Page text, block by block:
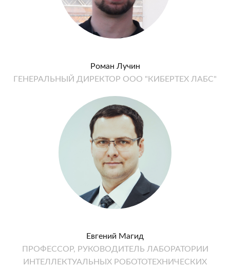
Роман Лучин
ГЕНЕРАЛЬНЫЙ ДИРЕКТОР ООО "КИБЕРТЕХ ЛАБС"
Евгений Магид
ПРОФЕССОР, РУКОВОДИТЕЛЬ ЛАБОРАТОРИИ
ИНТЕЛЛЕКТУАЛЬНЫХ РОБОТОТЕХНИЧЕСКИХ